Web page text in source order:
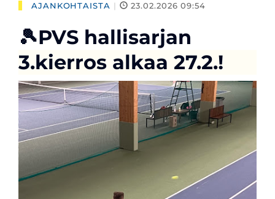
AJANKOHTAISTA | 23.02.2026 09:54
🎾PVS hallisarjan
3.kierros alkaa 27.2.!